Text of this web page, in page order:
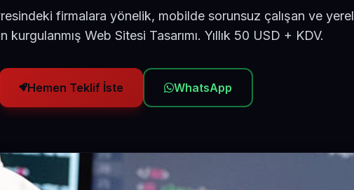
firmalara yönelik, mobilde sorunsuz çalışan ve yerel
kurgulanmış Web Sitesi Tasarımı. Yıllık 50 USD + KDV.
Hemen Teklif İste WhatsApp